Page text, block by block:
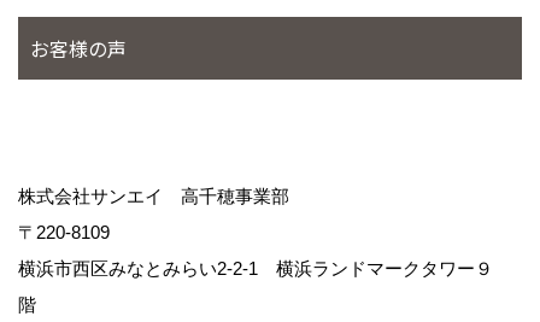
お客様の声
株式会社サンエイ 高千穂事業部
〒220-8109
横浜市西区みなとみらい2-2-1 横浜ランドマークタワー９
階